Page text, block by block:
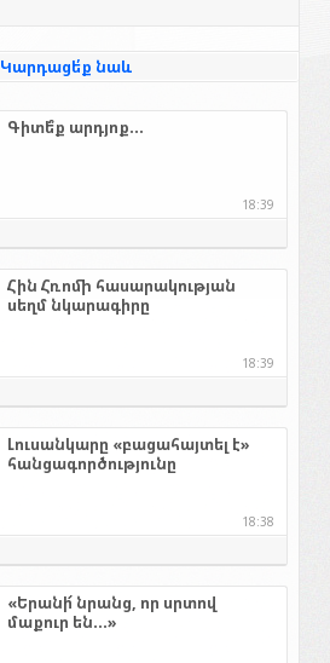
Կարդացե՛ք նաև
Գիտե՞ք արդյոք...
18:39
Հին Հռոմի հասարակության
սեղմ նկարագիրը
18:39
Լուսանկարը «բացահայտել է»
հանցագործությունը
18:38
«Երանի՜ նրանց, որ սրտով
մաքուր են...»